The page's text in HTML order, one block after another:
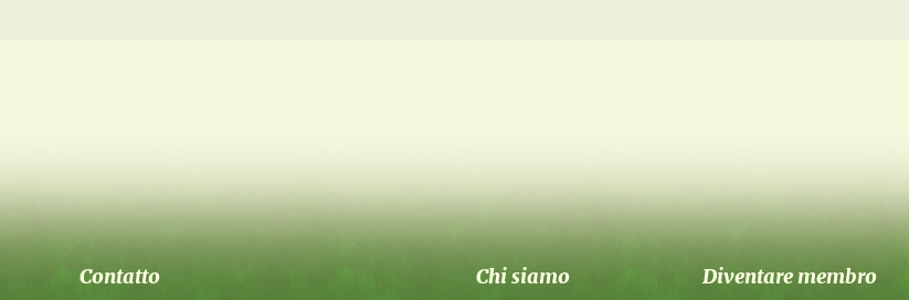
Contatto Chi siamo Diventare membro